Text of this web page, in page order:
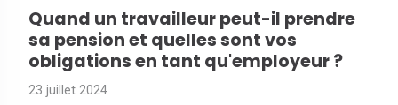
Quand un travailleur peut-il prendre
sa pension et quelles sont vos
obligations en tant qu'employeur ?
23 juillet 2024